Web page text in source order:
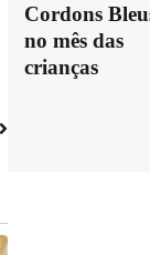
Cordons
no mês das
crianças